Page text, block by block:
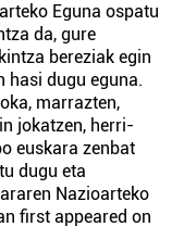
Eguna ospatu
da, gure
bereziak egin
hasi dugu eguna.
marrazten,
jokatzen, herri-
euskara zenbat
dugu eta
Nazioarteko
first appeared on